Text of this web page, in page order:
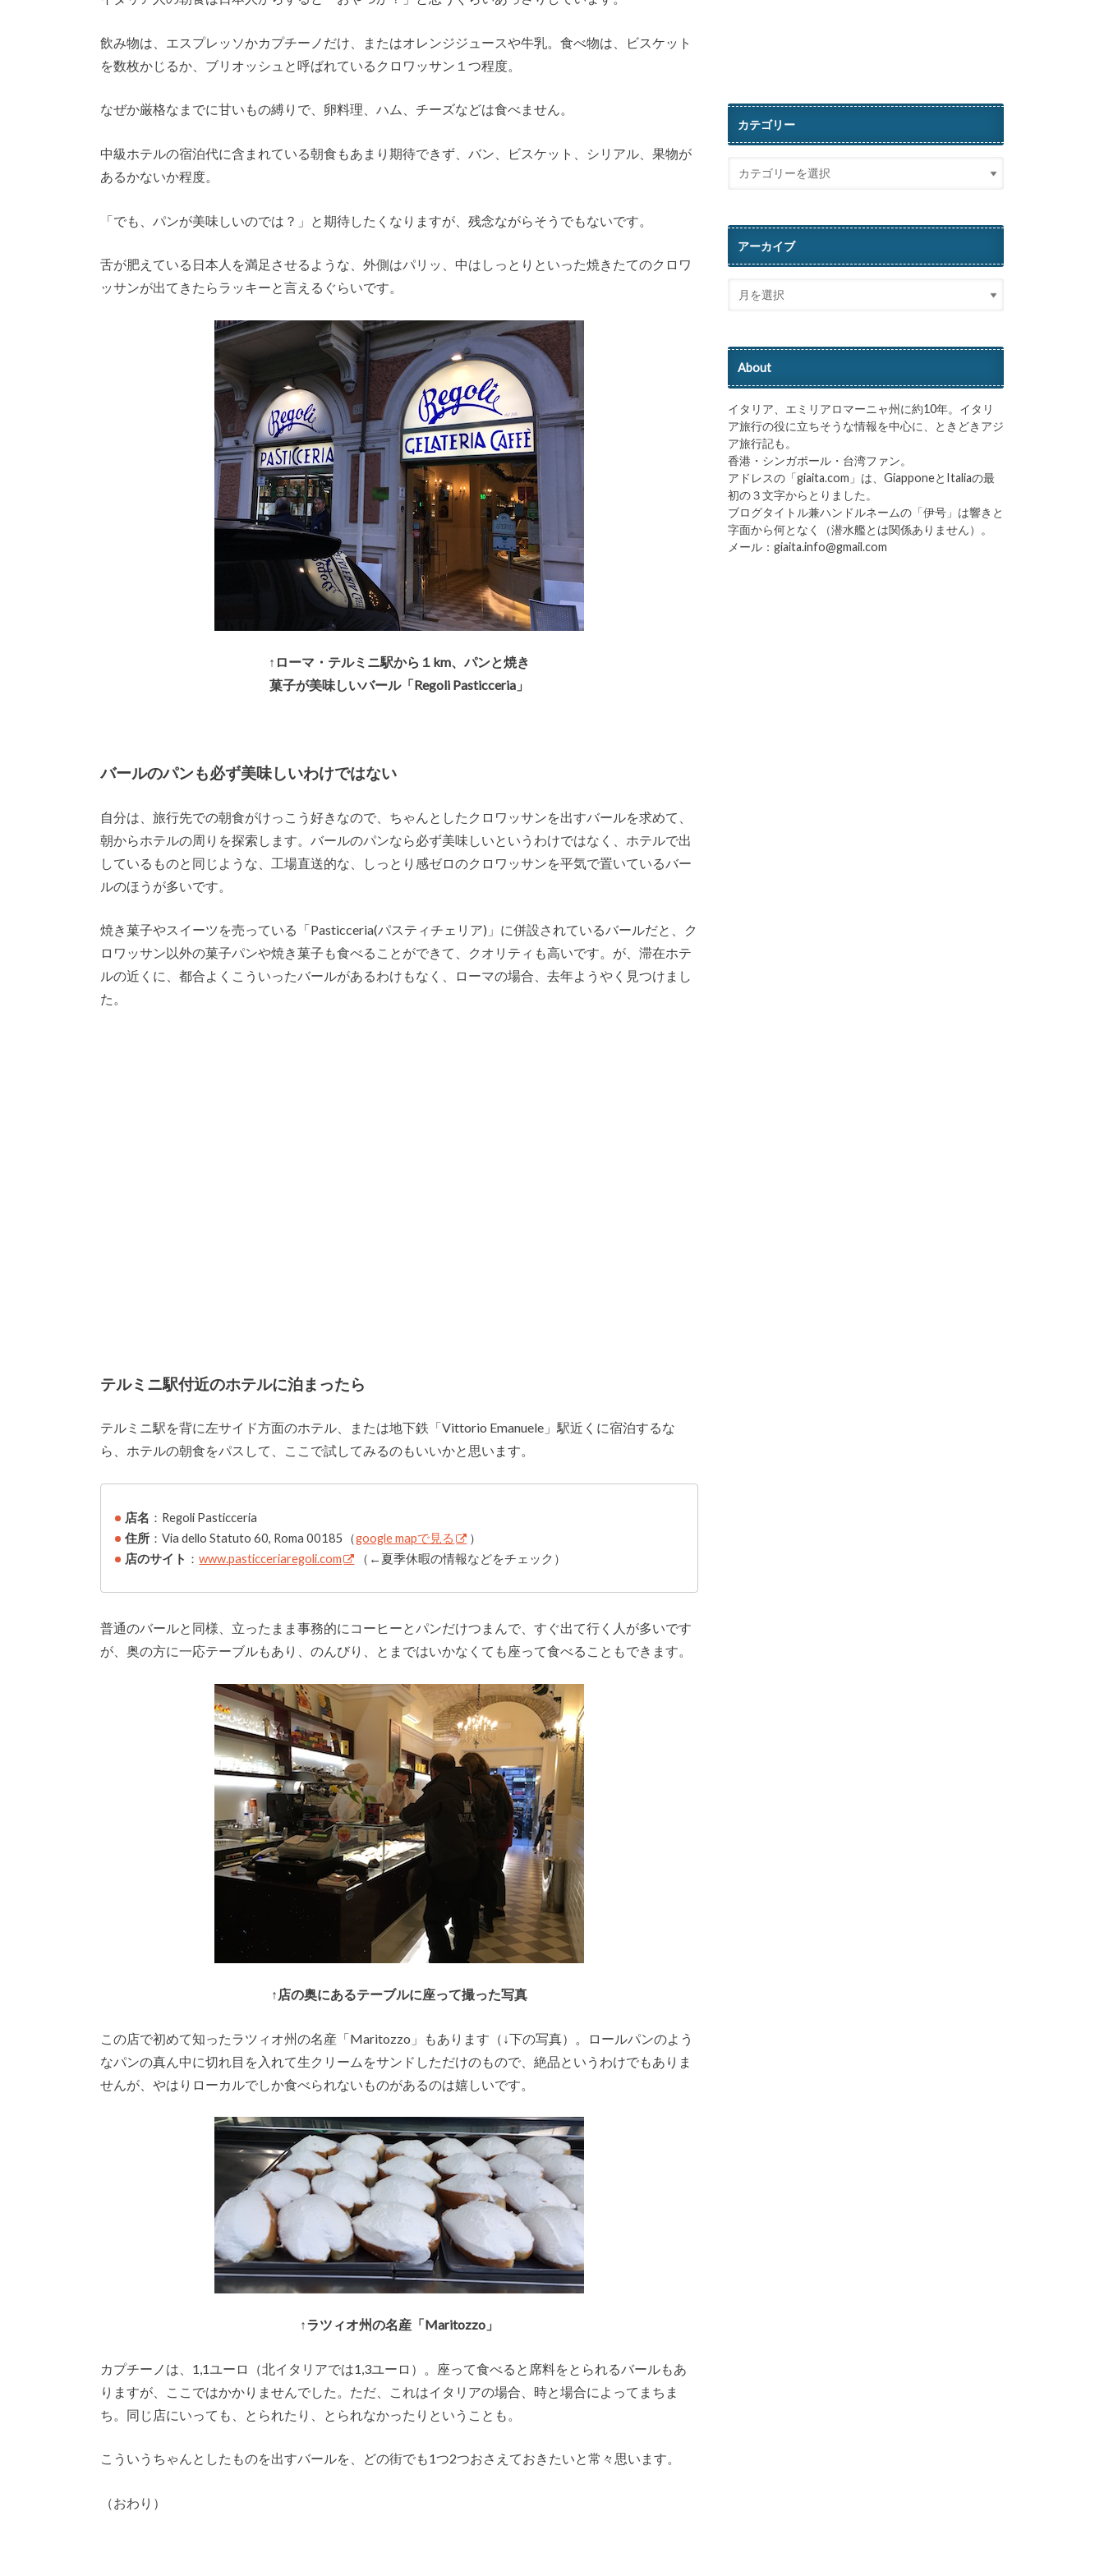
飲み物は、エスプレッソかカプチーノだけ、またはオレンジジュースや牛乳。食べ物は、ビスケット
を数枚かじるか、ブリオッシュと呼ばれているクロワッサン１つ程度。
なぜか厳格なまでに甘いもの縛りで、卵料理、ハム、チーズなどは食べません。
中級ホテルの宿泊代に含まれている朝食もあまり期待できず、バン、ビスケット、シリアル、果物が
あるかないか程度。
「でも、パンが美味しいのでは？」と期待したくなりますが、残念ながらそうでもないです。
舌が肥えている日本人を満足させるような、外側はパリッ、中はしっとりといった焼きたてのクロワ
ッサンが出てきたらラッキーと言えるぐらいです。
↑ローマ・テルミニ駅から１km、パンと焼き
菓子が美味しいバール「Regoli Pasticceria」
バールのパンも必ず美味しいわけではない
自分は、旅行先での朝食がけっこう好きなので、ちゃんとしたクロワッサンを出すバールを求めて、
朝からホテルの周りを探索します。バールのパンなら必ず美味しいというわけではなく、ホテルで出
しているものと同じような、工場直送的な、しっとり感ゼロのクロワッサンを平気で置いているバー
ルのほうが多いです。
焼き菓子やスイーツを売っている「Pasticceria(パスティチェリア)」に併設されているバールだと、ク
ロワッサン以外の菓子パンや焼き菓子も食べることができて、クオリティも高いです。が、滞在ホテ
ルの近くに、都合よくこういったバールがあるわけもなく、ローマの場合、去年ようやく見つけまし
た。
テルミニ駅付近のホテルに泊まったら
テルミニ駅を背に左サイド方面のホテル、または地下鉄「Vittorio Emanuele」駅近くに宿泊するな
ら、ホテルの朝食をパスして、ここで試してみるのもいいかと思います。
店名 ：Regoli Pasticceria
住所 ：Via dello Statuto 60, Roma 00185（google mapで見る
）
店のサイト ：www.pasticceriaregoli.com （←夏季休暇の情報などをチェック）
普通のバールと同様、立ったまま事務的にコーヒーとパンだけつまんで、すぐ出て行く人が多いです
が、奥の方に一応テーブルもあり、のんびり、とまではいかなくても座って食べることもできます。
↑ 店の奥にあるテーブルに座って撮った写真
この店で初めて知ったラツィオ州の名産「Maritozzo」もあります（↓下の写真）。ロールパンのよう
なパンの真ん中に切れ目を入れて生クリームをサンドしただけのもので、絶品というわけでもありま
せんが、やはりローカルでしか食べられないものがあるのは嬉しいです。
↑ラツィオ州の名産「Maritozzo」
カプチーノは、1,1ユーロ（北イタリアでは1,3ユーロ）。座って食べると席料をとられるバールもあ
りますが、ここではかかりませんでした。ただ、これはイタリアの場合、時と場合によってまちま
ち。同じ店にいっても、とられたり、とられなかったりということも。
こういうちゃんとしたものを出すバールを、どの街でも1つ2つおさえておきたいと常々思います。
（おわり）
カテゴリー
アーカイブ
About
イタリア、エミリアロマーニャ州に約10年。イタリ
ア旅行の役に立ちそうな情報を中心に、ときどきアジ
ア旅行記も。
香港・シンガポール・台湾ファン。
アドレスの「giaita.com」は、GiapponeとItaliaの最
初の３文字からとりました。
ブログタイトル兼ハンドルネームの「伊号」は響きと
字面から何となく（潜水艦とは関係ありません）。
メール：giaita.info@gmail.com